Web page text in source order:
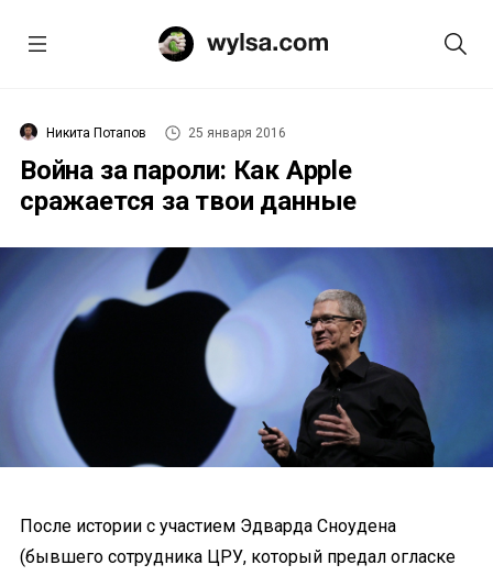
Никита Потапов 25 января 2016
Война за пароли: Как Apple
сражается за твои данные
После истории с участием Эдварда Сноудена
(бывшего сотрудника ЦРУ, который предал огласке